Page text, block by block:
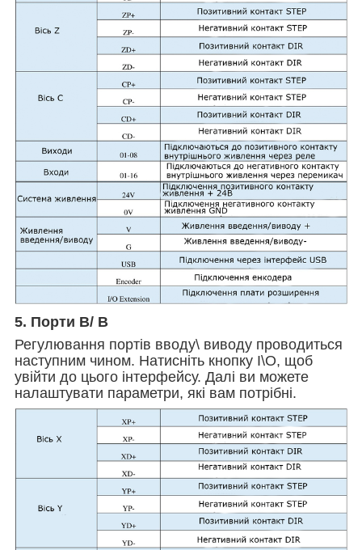
5. Порти В/ В
Регулювання портів вводу\ виводу проводиться
наступним чином. Натисніть кнопку I\O, щоб
увійти до цього інтерфейсу. Далі ви можете
налаштувати параметри, які вам потрібні.